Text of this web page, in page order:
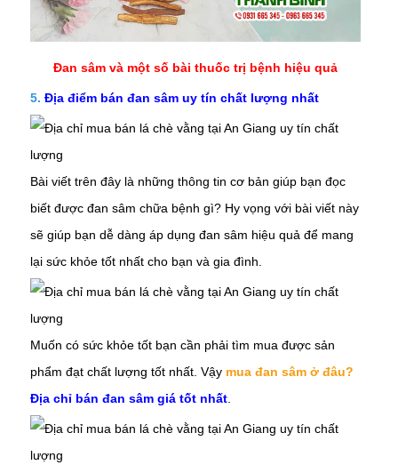
Đan sâm và một số bài thuốc trị bệnh hiệu quả
5. Địa điểm bán đan sâm uy tín chất lượng nhất
Bài viết trên đây là những thông tin cơ bản giúp bạn đọc
biết được đan sâm chữa bệnh gì? Hy vọng với bài viết này
sẽ giúp bạn dễ dàng áp dụng đan sâm hiệu quả để mang
lại sức khỏe tốt nhất cho bạn và gia đình.
Muốn có sức khỏe tốt bạn cần phải tìm mua được sản
phẩm đạt chất lượng tốt nhất. Vậy mua đan sâm ở đâu?
Địa chỉ bán đan sâm giá tốt nhất